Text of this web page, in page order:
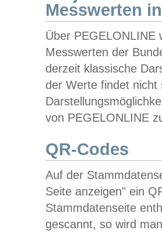
Messwerten
Über PEGELONLINE
Messwerten der
derzeit klassische
der Werte findet
von PEGELONLINE
QR-Codes
Auf der
Seite anzeigen" ein
Stammdatenseite
gescannt, so wird